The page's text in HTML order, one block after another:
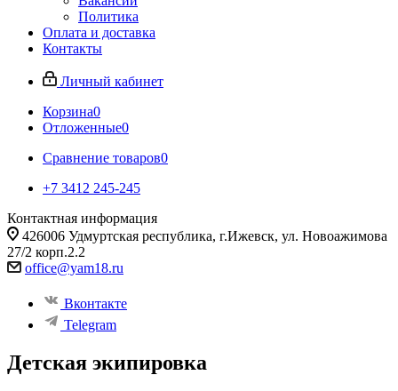
Политика
Оплата и доставка
Контакты
Личный кабинет
Корзина0
Отложенные0
Сравнение товаров0
+7 3412 245-245
Контактная информация
426006 Удмуртская республика, г.Ижевск, ул. Новоажимова
27/2 корп.2.2
office@yam18.ru
Вконтакте
Telegram
Детская экипировка